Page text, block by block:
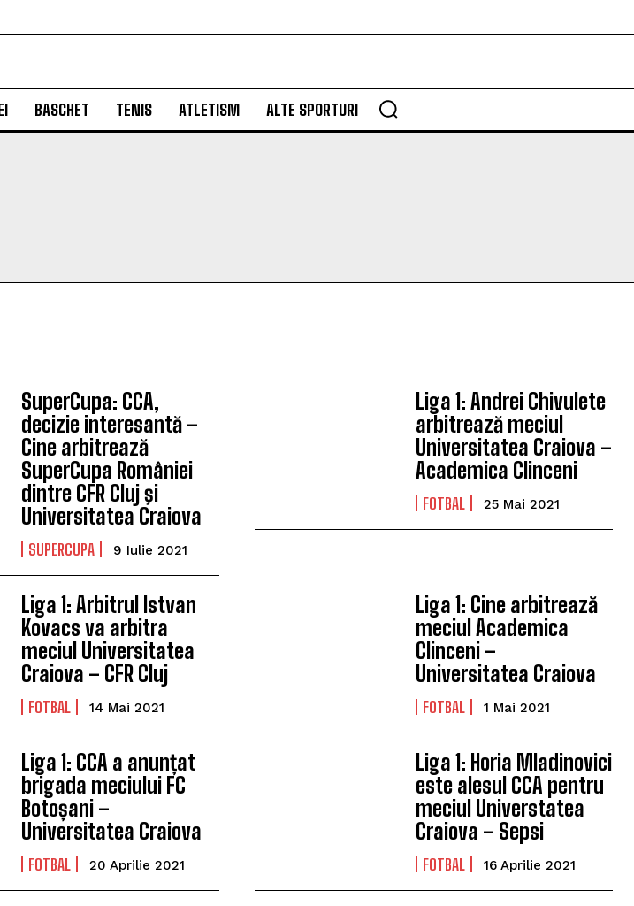
BASCHET TENIS ATLETISM ALTE SPORTURI
SuperCupa: CCA,
decizie interesantă –
Cine arbitrează
SuperCupa României
dintre CFR Cluj şi
Universitatea Craiova
SUPERCUPA 9 Iulie 2021
Liga 1: Andrei Chivulete
arbitrează meciul
Universitatea Craiova –
Academica Clinceni
FOTBAL 25 Mai 2021
Liga 1: Arbitrul Istvan
Kovacs va arbitra
meciul Universitatea
Craiova – CFR Cluj
FOTBAL 14 Mai 2021
Liga 1: Cine arbitrează
meciul Academica
Clinceni –
Universitatea Craiova
FOTBAL 1 Mai 2021
Liga 1: CCA a anunțat
brigada meciului FC
Botoșani –
Universitatea Craiova
FOTBAL 20 Aprilie 2021
Liga 1: Horia Mladinovici
este alesul CCA pentru
meciul Universtatea
Craiova – Sepsi
FOTBAL 16 Aprilie 2021